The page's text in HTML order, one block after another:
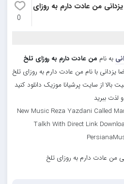
من عادت دارم به روزای
0
به نام من عادت دارم به روزای تلخ
یزدانی با نام من عادت دارم به روزای تلخ
از سایت پرشیانا موزیک دانلود کنید
و لذت ببرید
New Music Reza Yazdani Called
Talkh With Direct Link